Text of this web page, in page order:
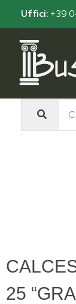
Uffici: +39
25